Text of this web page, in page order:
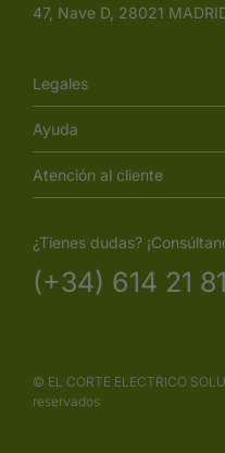
47, Nave D, 28021
Legales
Ayuda
Atención al cliente
¿Tienes dudas?
(+34) 614 21
© EL CORTE ELECTRICO
reservados